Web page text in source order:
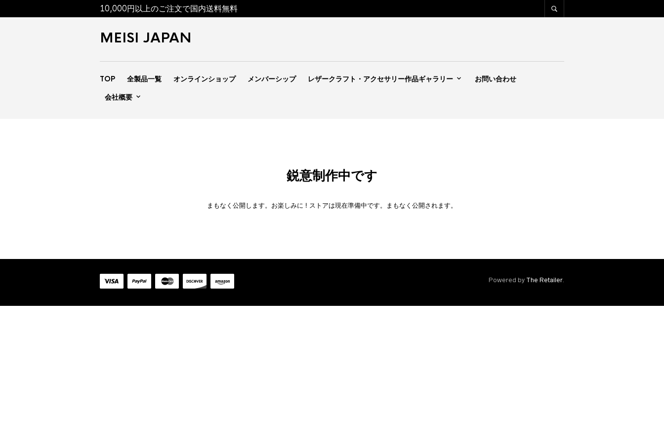
10,000円以上のご注文で国内送料無料
MEISI JAPAN
TOP 全製品一覧 オンラインショップ メンバーシップ レザークラフト・アクセサリー作品ギャラリー お問い合わせ
会社概要
鋭意制作中です
まもなく公開します。お楽しみに ! ストアは現在準備中です。まもなく公開されます。
Powered by The Retailer.